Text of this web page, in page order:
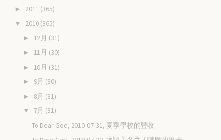
► 2011 (365)
▼ 2010 (365)
► 12月 (31)
► 11月 (30)
► 10月 (31)
► 9月 (30)
► 8月 (31)
▼ 7月 (31)
To Dear God, 2010-07-31, 夏季學校的豐收